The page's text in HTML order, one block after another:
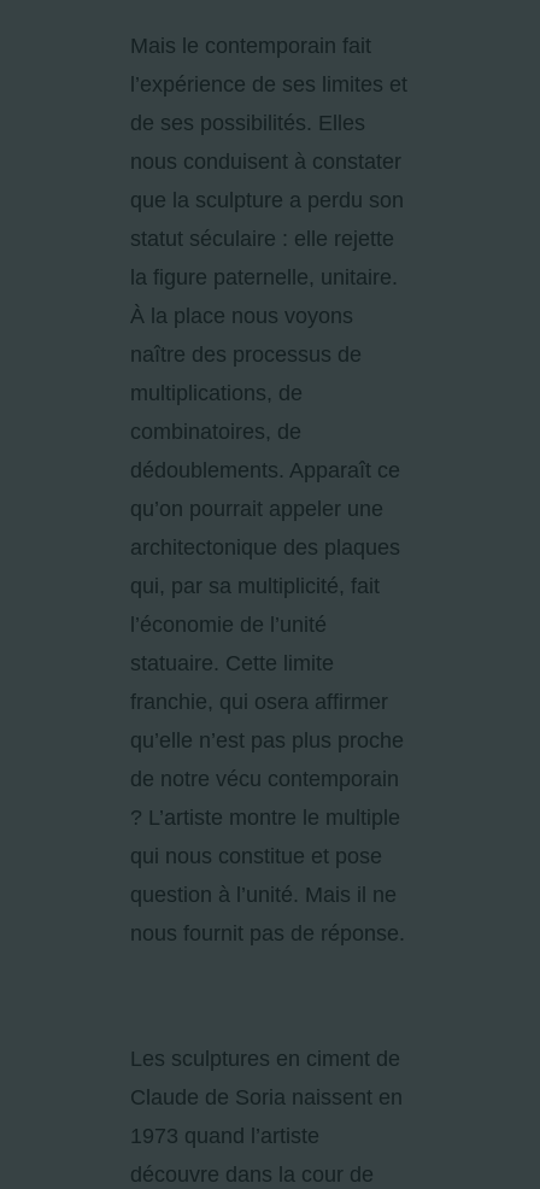
Mais le contemporain fait
l’expérience de ses limites et
de ses possibilités. Elles
nous conduisent à constater
que la sculpture a perdu son
statut séculaire : elle rejette
la figure paternelle, unitaire.
À la place nous voyons
naître des processus de
multiplications, de
combinatoires, de
dédoublements. Apparaît ce
qu’on pourrait appeler une
architectonique des plaques
qui, par sa multiplicité, fait
l’économie de l’unité
statuaire. Cette limite
franchie, qui osera affirmer
qu’elle n’est pas plus proche
de notre vécu contemporain
? L’artiste montre le multiple
qui nous constitue et pose
question à l’unité. Mais il ne
nous fournit pas de réponse.
Les sculptures en ciment de
Claude de Soria naissent en
1973 quand l’artiste
découvre dans la cour de